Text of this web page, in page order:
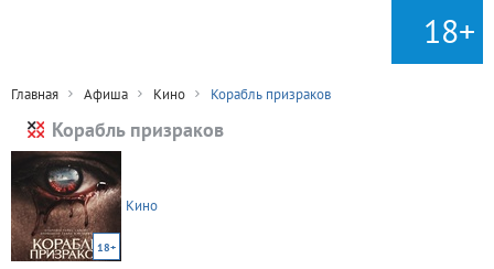
18+
Главная Афиша Кино Корабль призраков
Корабль призраков
18+
Кино